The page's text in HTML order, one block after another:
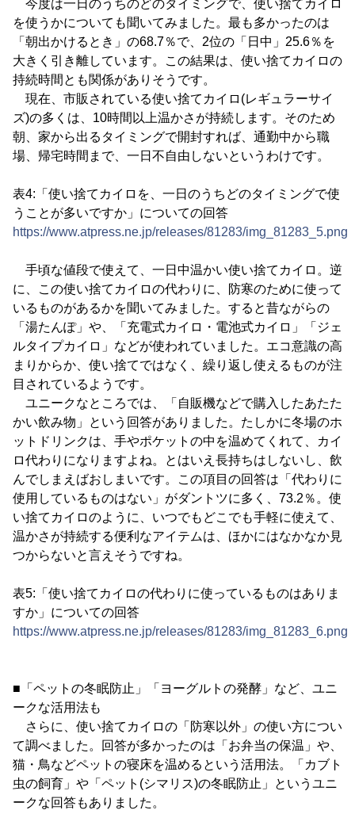
今度は一日のうちのどのタイミングで、使い捨てカイロ
を使うかについても聞いてみました。最も多かったのは
「朝出かけるとき」の68.7％で、2位の「日中」25.6％を
大きく引き離しています。この結果は、使い捨てカイロの
持続時間とも関係がありそうです。
現在、市販されている使い捨てカイロ(レギュラーサイ
ズ)の多くは、10時間以上温かさが持続します。そのため
朝、家から出るタイミングで開封すれば、通勤中から職
場、帰宅時間まで、一日不自由しないというわけです。
表4:「使い捨てカイロを、一日のうちどのタイミングで使
うことが多いですか」についての回答
https://www.atpress.ne.jp/releases/81283/img_81283_5.png
手頃な値段で使えて、一日中温かい使い捨てカイロ。逆
に、この使い捨てカイロの代わりに、防寒のために使って
いるものがあるかを聞いてみました。すると昔ながらの
「湯たんぽ」や、「充電式カイロ・電池式カイロ」「ジェ
ルタイプカイロ」などが使われていました。エコ意識の高
まりからか、使い捨てではなく、繰り返し使えるものが注
目されているようです。
ユニークなところでは、「自販機などで購入したあたた
かい飲み物」という回答がありました。たしかに冬場のホ
ットドリンクは、手やポケットの中を温めてくれて、カイ
ロ代わりになりますよね。とはいえ長持ちはしないし、飲
んでしまえばおしまいです。この項目の回答は「代わりに
使用しているものはない」がダントツに多く、73.2％。使
い捨てカイロのように、いつでもどこでも手軽に使えて、
温かさが持続する便利なアイテムは、ほかにはなかなか見
つからないと言えそうですね。
表5:「使い捨てカイロの代わりに使っているものはありま
すか」についての回答
https://www.atpress.ne.jp/releases/81283/img_81283_6.png
■「ペットの冬眠防止」「ヨーグルトの発酵」など、ユニ
ークな活用法も
さらに、使い捨てカイロの「防寒以外」の使い方につい
て調べました。回答が多かったのは「お弁当の保温」や、
猫・鳥などペットの寝床を温めるという活用法。「カブト
虫の飼育」や「ペット(シマリス)の冬眠防止」というユニ
ークな回答もありました。